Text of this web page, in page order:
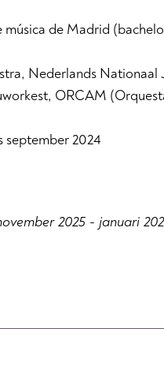
música de Madrid
Nederlands Nationaal
ORCAM
september 2024
2025 - januari